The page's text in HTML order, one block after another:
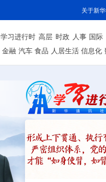
关于新
学习进行时 高层 时政 人事 国际
金融 汽车 食品 人居生活 信息化